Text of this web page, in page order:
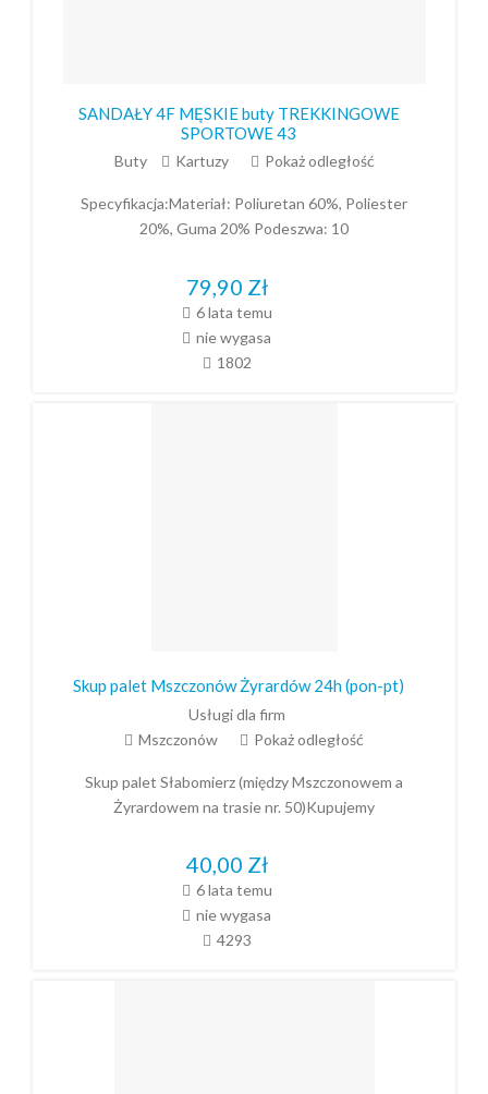
SANDAŁY 4F MĘSKIE buty TREKKINGOWE
SPORTOWE 43
Buty Kartuzy Pokaż odległość
Specyfikacja:Materiał: Poliuretan 60%, Poliester
20%, Guma 20% Podeszwa: 10
79,90 Zł
6 lata temu
nie wygasa
1802
Skup palet Mszczonów Żyrardów 24h (pon-pt)
Usługi dla firm
Mszczonów
Pokaż odległość
Skup palet Słabomierz (między Mszczonowem a
Żyrardowem na trasie nr. 50)Kupujemy
40,00 Zł
6 lata temu
nie wygasa
4293